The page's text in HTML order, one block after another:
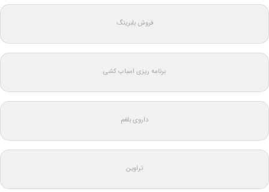
فروش بلبرینگ
برنامه ریزی اسباب کشی
داروی بلغم
تراوین